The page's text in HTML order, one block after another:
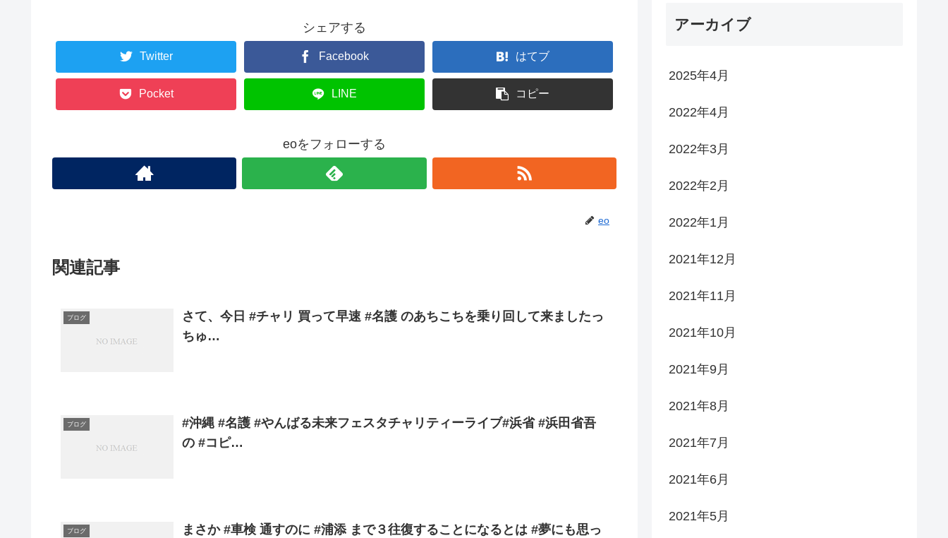
シェアする
Twitter Facebook はてブ
Pocket LINE コピー
eoをフォローする
eo
関連記事
ブログ
さて、今日 #チャリ 買って早速 #名護 のあちこちを乗り回して来ましたっ
ちゅ…
ブログ
#沖縄 #名護 #やんばる未来フェスタチャリティーライブ#浜省 #浜田省吾
の #コピ…
ブログ
まさか #車検 通すのに #浦添 まで３往復することになるとは #夢にも思っ
アーカイブ
2025年4月
2022年4月
2022年3月
2022年2月
2022年1月
2021年12月
2021年11月
2021年10月
2021年9月
2021年8月
2021年7月
2021年6月
2021年5月